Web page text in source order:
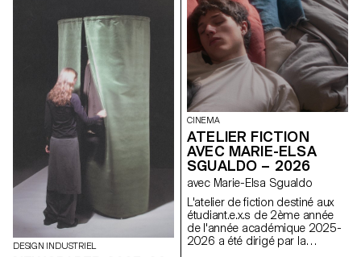
Charles Dickens. Une édition
finale regroupant tous les
chapitres a été réalisée pour
l'occasion.
principes abordés dans les
cours Macro UI et Screen
Grammar, en explorant
comment les systèmes
graphiques structurent
l’expérience utilisateur digitale. À
partir de l’analyse d’un site
existant, le projet invite à une
réinterprétation critique et
créative de son identité et de sa
hiérarchie visuelles. L’enjeu est
de concevoir une interface
contemporaine, cohérente et
expressive, capable de
renouveler le design system
initial tout en respectant ses
usages, son contenu, ses
contraintes fonctionnelles, et
ses principes clés: cohérence,
DESIGN INDUSTRIEL
CINEMA
ATELIER FICTION
AVEC MARIE-ELSA
SGUALDO – 2026
avec Marie-Elsa Sgualdo
L'atelier de fiction destiné aux
étudiant.e.x.s de 2ème année
de l'année académique 2025-
2026 a été dirigé par la